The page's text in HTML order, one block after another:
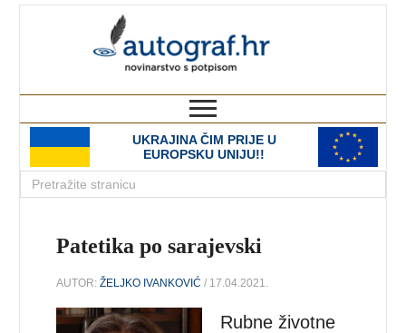
UKRAJINA ČIM PRIJE U
EUROPSKU UNIJU!!
Patetika po sarajevski
AUTOR:ŽELJKO IVANKOVIĆ / 17.04.2021.
Rubne životne